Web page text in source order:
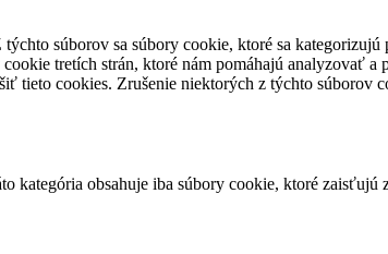
súborov sa súbory cookie, ktoré sa
tretích strán, ktoré nám pomáhajú analyzovať
tieto cookies. Zrušenie niektorých z týchto súborov
kategória obsahuje iba súbory cookie, ktoré